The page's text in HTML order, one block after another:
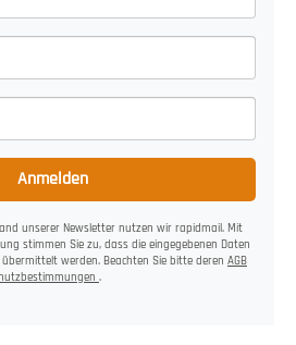
Anmelden
unserer Newsletter nutzen wir rapidmail. Mit
stimmen Sie zu, dass die eingegebenen Daten
werden. Beachten Sie bitte deren AGB
.